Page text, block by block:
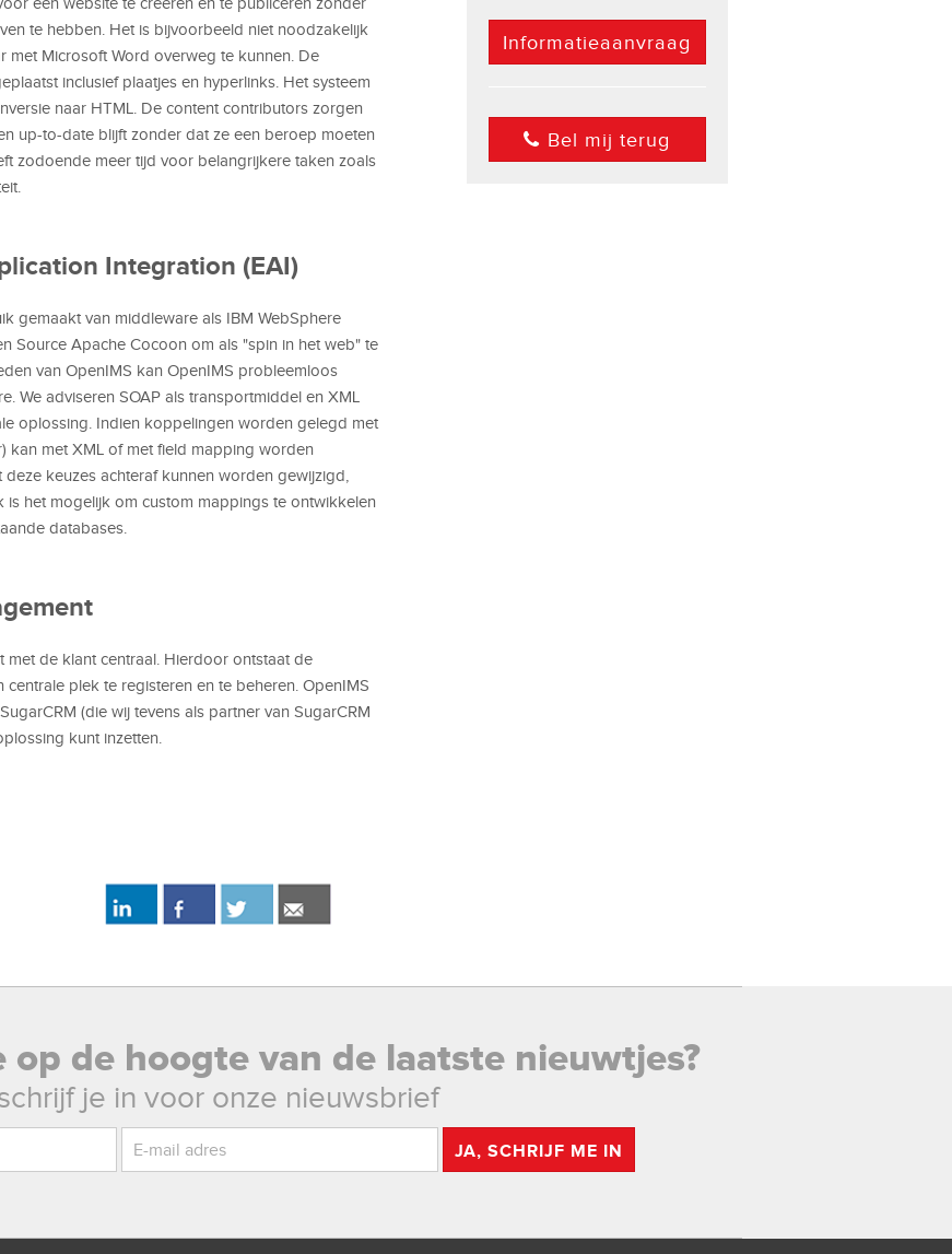
te hebben. Het is bijvoorbeeld niet noodzakelijk
met Microsoft Word overweg te kunnen. De
inclusief plaatjes en hyperlinks. Het systeem
naar HTML. De content contributors zorgen
up-to-date blijft zonder dat ze een beroep moeten
zodoende meer tijd voor belangrijkere taken zoals
Integration (EAI)
gemaakt van middleware als IBM WebSphere
Source Apache Cocoon om als "spin in het web" te
van OpenIMS kan OpenIMS probleemloos
adviseren SOAP als transportmiddel en XML
oplossing. Indien koppelingen worden gelegd met
kan met XML of met field mapping worden
keuzes achteraf kunnen worden gewijzigd,
het mogelijk om custom mappings te ontwikkelen
databases.
met de klant centraal. Hierdoor ontstaat de
plek te registeren en te beheren. OpenIMS
(die wij tevens als partner van SugarCRM
kunt inzetten.
Informatieaanvraag
Bel mij terug
de hoogte van de laatste nieuwtjes?
je in voor onze nieuwsbrief
JA, SCHRIJF ME IN